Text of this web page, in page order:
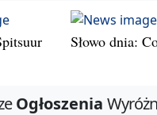
Słowo dnia:
Ogłoszenia